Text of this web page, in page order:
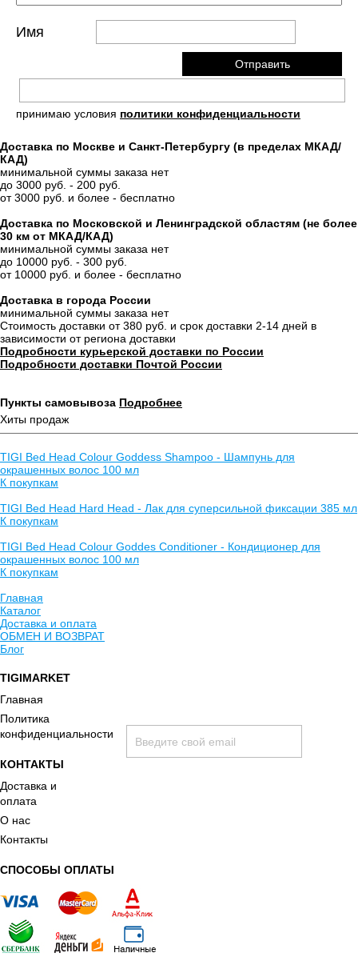
Имя
принимаю условия политики конфиденциальности
Доставка по Москве и Санкт-Петербургу (в пределах МКАД/
КАД)
минимальной суммы заказа нет
до 3000 руб. - 200 руб.
от 3000 руб. и более - бесплатно
Доставка по Московской и Ленинградской областям (не более
30 км от МКАД/КАД)
минимальной суммы заказа нет
до 10000 руб. - 300 руб.
от 10000 руб. и более - бесплатно
Доставка в города России
минимальной суммы заказа нет
Стоимость доставки от 380 руб. и срок доставки 2-14 дней в
зависимости от региона доставки
Подробности курьерской доставки по России
Подробности доставки Почтой России
Пункты самовывоза Подробнее
Хиты продаж
TIGI Bed Head Colour Goddess Shampoo - Шампунь для
окрашенных волос 100 мл
К покупкам
TIGI Bed Head Hard Head - Лак для суперсильной фиксации 385 мл
К покупкам
TIGI Bed Head Colour Goddes Conditioner - Кондиционер для
окрашенных волос 100 мл
К покупкам
Главная
Каталог
Доставка и оплата
ОБМЕН И ВОЗВРАТ
Блог
TIGIMARKET
Главная
Политика
конфиденциальности
КОНТАКТЫ
Доставка и
оплата
О нас
Контакты
СПОСОБЫ ОПЛАТЫ